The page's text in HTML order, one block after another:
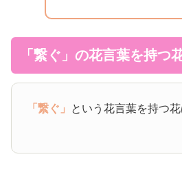
「繋ぐ」の花言葉を持つ
「繋ぐ」 という花言葉を持つ花